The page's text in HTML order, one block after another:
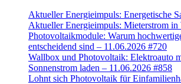
Aktueller Energieimpuls: Energetische
Aktueller Energieimpuls: Mieterstrom in
Photovoltaikmodule: Warum
entscheidend sind – 11.06.2026 #720
Wallbox und Photovoltaik: Elektroauto
Sonnenstrom laden – 11.06.2026 #858
Lohnt sich Photovoltaik für